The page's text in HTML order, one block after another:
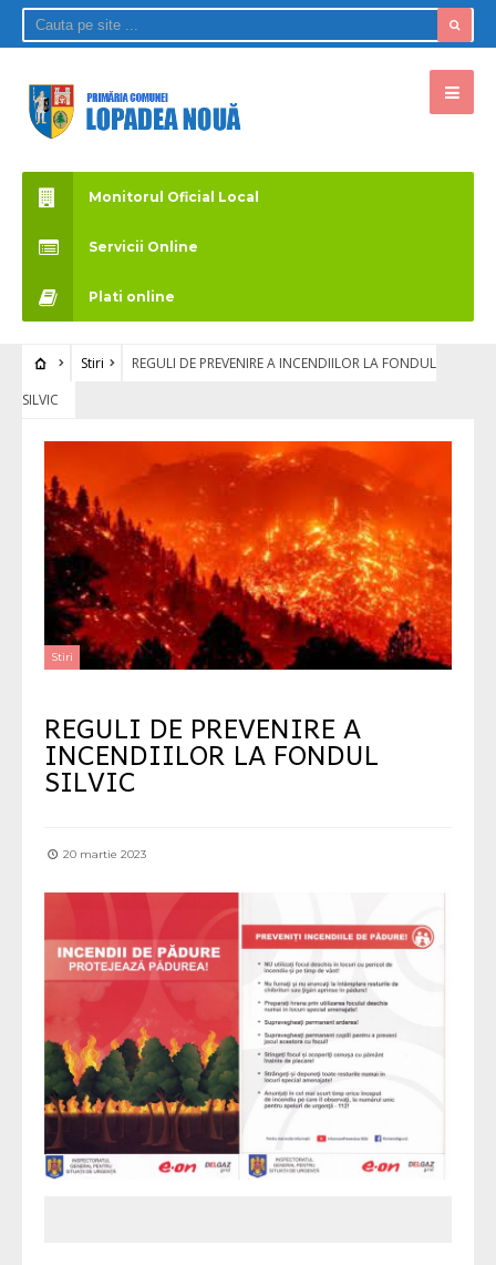
Monitorul Oficial Local
Servicii Online
Plati online
Stiri
REGULI DE PREVENIRE A INCENDIILOR LA FONDUL
SILVIC
Stiri
REGULI DE PREVENIRE A
INCENDIILOR LA FONDUL
SILVIC
20 martie 2023